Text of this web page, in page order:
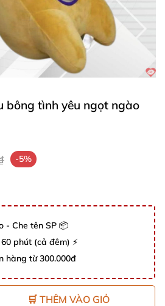
bông tình yêu ngọt ngào
-5%
- Che tên SP 📦
phút (cả đêm) ⚡
hàng từ 300.000đ
🛒 THÊM VÀO GIỎ